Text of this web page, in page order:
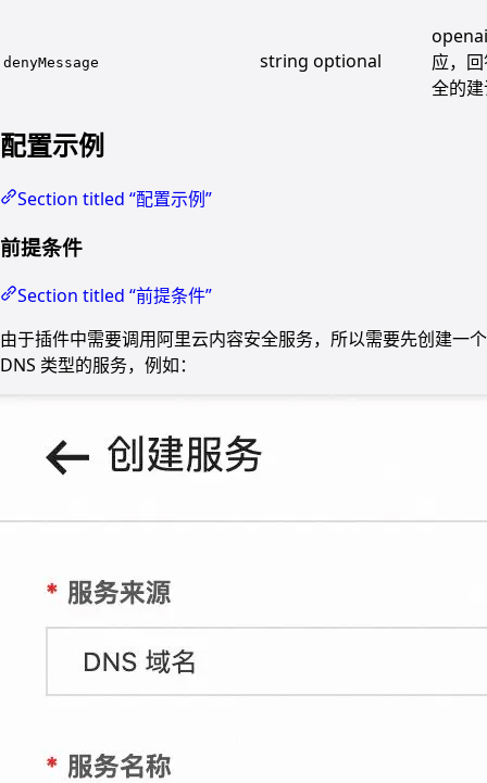
denyMessage string optional
应，
全的
配置示例
Section titled “配置示例”
前提条件
Section titled “前提条件”
由于插件中需要调用阿里云内容安全服务，所以需要先创建一个
DNS 类型的服务，例如：